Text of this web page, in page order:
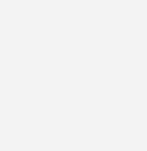
von
durch
Strom von den
Damit wird es
der 435